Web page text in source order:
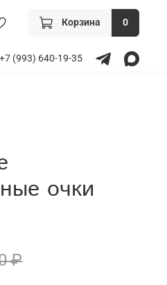
Корзина 0
+7 (993) 640-19-35
очки
₽